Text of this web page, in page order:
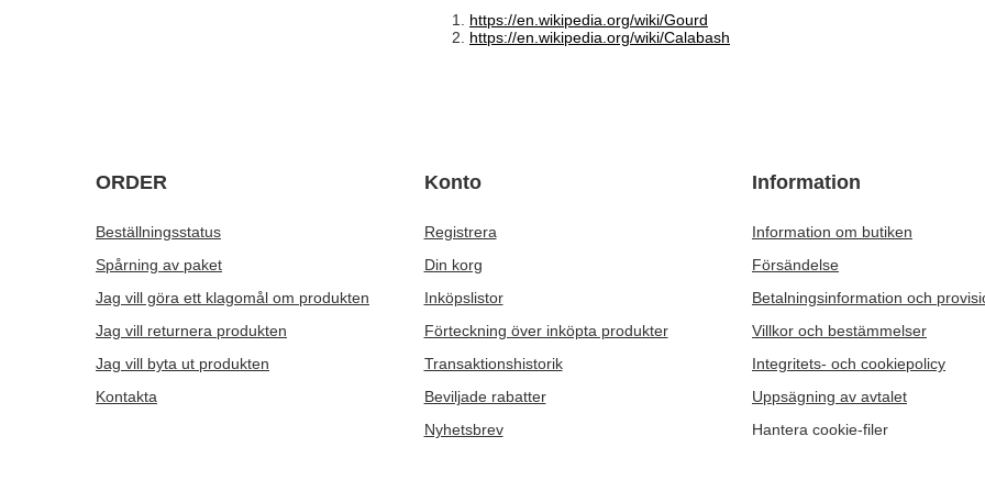
https://en.wikipedia.org/wiki/Gourd
https://en.wikipedia.org/wiki/Calabash
ORDER
Beställningsstatus
Spårning av paket
Jag vill göra ett klagomål om produkten
Jag vill returnera produkten
Jag vill byta ut produkten
Kontakta
Konto
Registrera
Din korg
Inköpslistor
Förteckning över inköpta produkter
Transaktionshistorik
Beviljade rabatter
Nyhetsbrev
Information
Information om butiken
Försändelse
Betalningsinformation och
Villkor och bestämmelser
Integritets- och cookiepolicy
Uppsägning av avtalet
Hantera cookie-filer